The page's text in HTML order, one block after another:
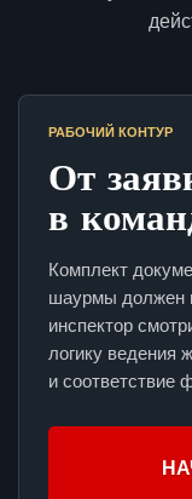
РАБОЧИЙ КОНТУР
От
в
Комплект
шаурмы должен
инспектор
логику ведения
и соответствие